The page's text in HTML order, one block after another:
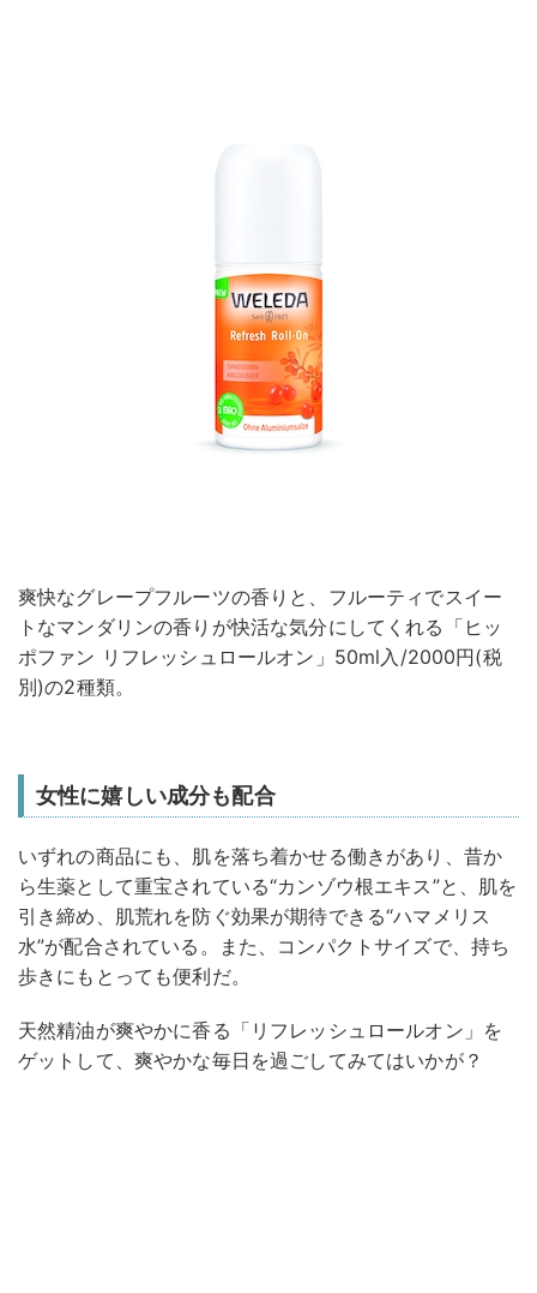
爽快なグレープフルーツの香りと、フルーティでスイー
トなマンダリンの香りが快活な気分にしてくれる「ヒッ
ポファン リフレッシュロールオン」50ml入/2000円(税
別)の2種類。
女性に嬉しい成分も配合
いずれの商品にも、肌を落ち着かせる働きがあり、昔か
ら生薬として重宝されている“カンゾウ根エキス”と、肌を
引き締め、肌荒れを防ぐ効果が期待できる“ハマメリス
水”が配合されている。また、コンパクトサイズで、持ち
歩きにもとっても便利だ。
天然精油が爽やかに香る「リフレッシュロールオン」を
ゲットして、爽やかな毎日を過ごしてみてはいかが？